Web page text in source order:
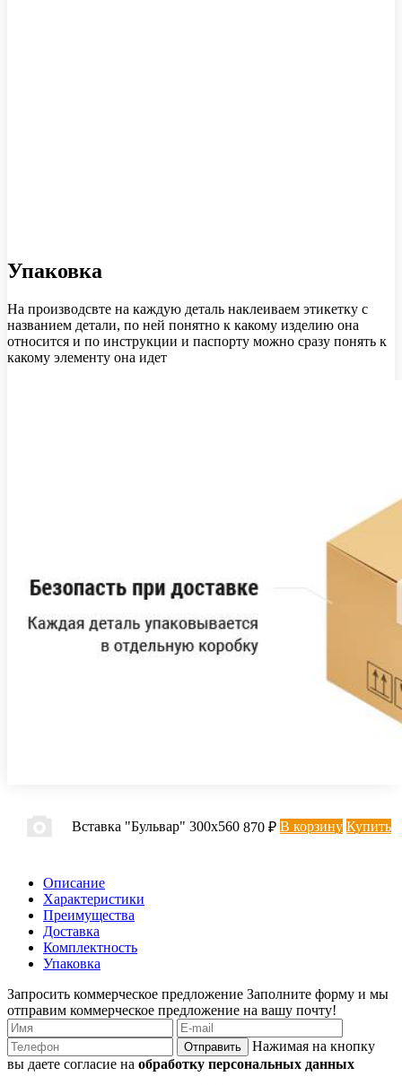
Упаковка
На производсвте на каждую деталь наклеиваем этикетку с
названием детали, по ней понятно к какому изделию она
относится и по инструкции и паспорту можно сразу понять к
какому элементу она идет
Вставка "Бульвар" 300х560 870 ₽ В корзину Купить
Описание
Характеристики
Преимущества
Доставка
Комплектность
Упаковка
Запросить коммерческое предложение Заполните форму и мы
отправим коммерческое предложение на вашу почту!
Отправить
Нажимая на кнопку
вы даете согласие на обработку персональных данных